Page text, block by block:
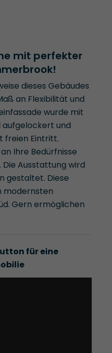
mit perfekter
dieses Gebäudes
an Flexibilität und
wurde mit
und
freien Eintritt.
Ihre Bedürfnisse
Ausstattung wird
gestaltet. Diese
modernsten
Gern ermöglichen
für eine